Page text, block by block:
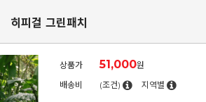
히피걸 그린패치
상품가 51,000원
배송비
(조건) 지역별